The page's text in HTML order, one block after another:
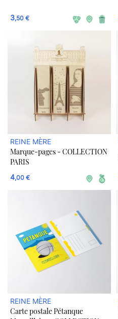
3,50 €
REINE MÈRE
Marque-pages - COLLECTION
PARIS
4,00 €
REINE MÈRE
Carte postale Pétanque